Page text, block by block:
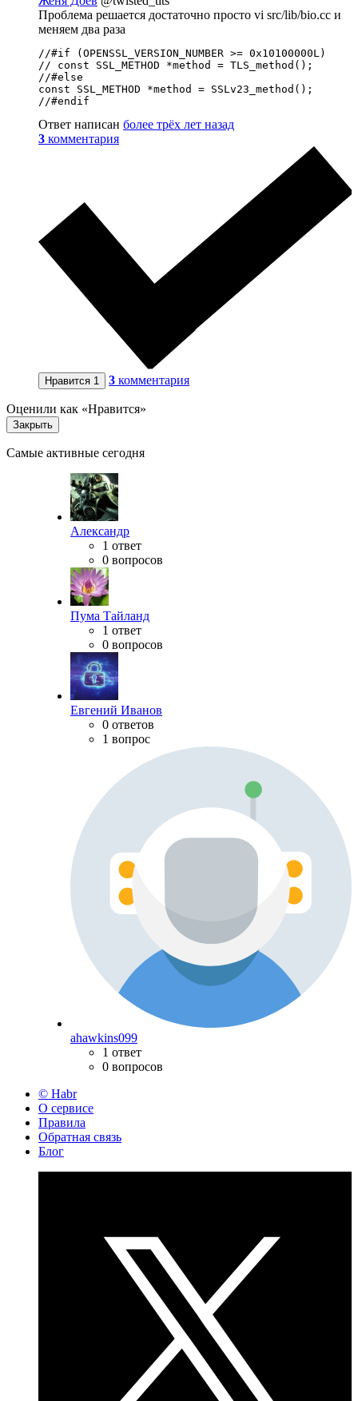
Проблема решается достаточно просто vi src/lib/bio.cc и
меняем два раза
//#if (OPENSSL_VERSION_NUMBER >= 0x10100000L)
// const SSL_METHOD *method = TLS_method();
//#else
const SSL_METHOD *method = SSLv23_method();
//#endif
Ответ написан более трёх лет назад
3 комментария
Нравится 1 3 комментария
Оценили как «Нравится»
Закрыть
Самые активные сегодня
Александр
1 ответ
0 вопросов
Пума Тайланд
1 ответ
0 вопросов
Евгений Иванов
0 ответов
1 вопрос
ahawkins099
1 ответ
0 вопросов
© Habr
О сервисе
Правила
Обратная связь
Блог